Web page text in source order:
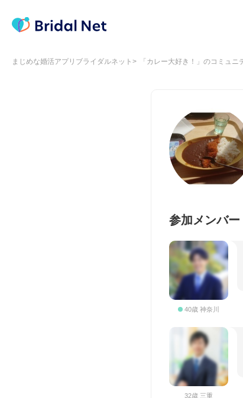
まじめな婚活アプリブライダルネット 「カレー大好き！」のコミュニ
参加メンバー
40歳 神奈川
32歳 三重